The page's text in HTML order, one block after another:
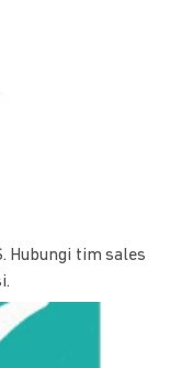
Hubungi tim sales